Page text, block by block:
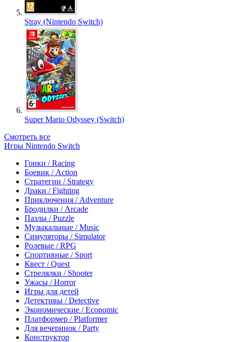
Stray (Nintendo Switch)
Super Mario Odyssey (Switch)
Смотреть все
Игры Nintendo Switch
Гонки / Racing
Боевик / Action
Стратегии / Strategy
Драки / Fighting
Приключения / Adventure
Бродилки / Arcade
Пазлы / Puzzle
Музыкальные / Music
Симуляторы / Simulator
Ролевые / RPG
Спортивные / Sport
Квест / Quest
Стрелялки / Shooter
Ужасы / Horror
Игры для детей
Детективы / Detective
Экономические / Economic
Платформер / Platformer
Для вечеринок / Party
Конструктор